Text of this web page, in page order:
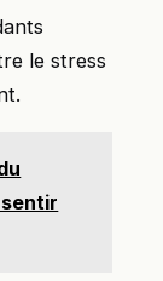
le stress